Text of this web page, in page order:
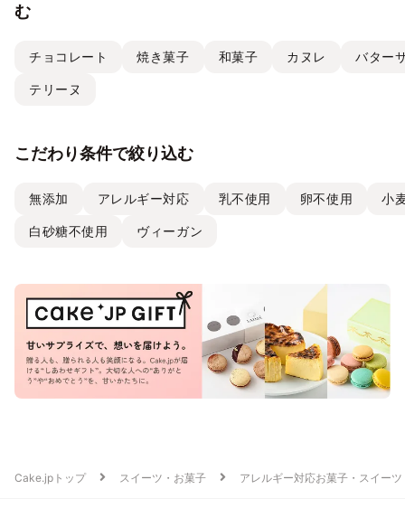
む
チョコレート 焼き菓子 和菓子 カヌレ バター
テリーヌ
こだわり条件で絞り込む
無添加 アレルギー対応 乳不使用 卵不使用 小
白砂糖不使用 ヴィーガン
Cake.jpトップ スイーツ・お菓子 アレルギー対応お菓子・スイーツ